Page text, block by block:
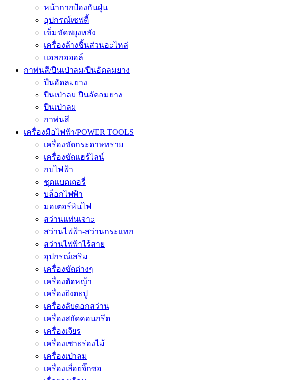
หน้ากากป้องกันฝุ่น
อุปกรณ์เซฟตี้
เข็มขัดพยุงหลัง
เครื่องล้างชิ้นส่วนอะไหล่
แอลกอฮอล์
กาพ่นสี/ปืนเป่าลม/ปืนอัดลมยาง
ปืนอัดลมยาง
ปืนเป่าลม ปืนอัดลมยาง
ปืนเป่าลม
กาพ่นสี
เครื่องมือไฟฟ้า/POWER TOOLS
เครื่องขัดกระดาษทราย
เครื่องขัดแฮร์ไลน์
กบไฟฟ้า
ชุดแบตเตอรี่
บล็อกไฟฟ้า
มอเตอร์หินไฟ
สว่านแท่นเจาะ
สว่านไฟฟ้า-สว่านกระแทก
สว่านไฟฟ้าไร้สาย
อุปกรณ์เสริม
เครื่องขัดต่างๆ
เครื่องตัดหญ้า
เครื่องยิงตะปู
เครื่องลับดอกสว่าน
เครื่องสกัดคอนกรีต
เครื่องเจียร
เครื่องเซาะร่องไม้
เครื่องเป่าลม
เครื่องเลื่อยจิ๊กซอ